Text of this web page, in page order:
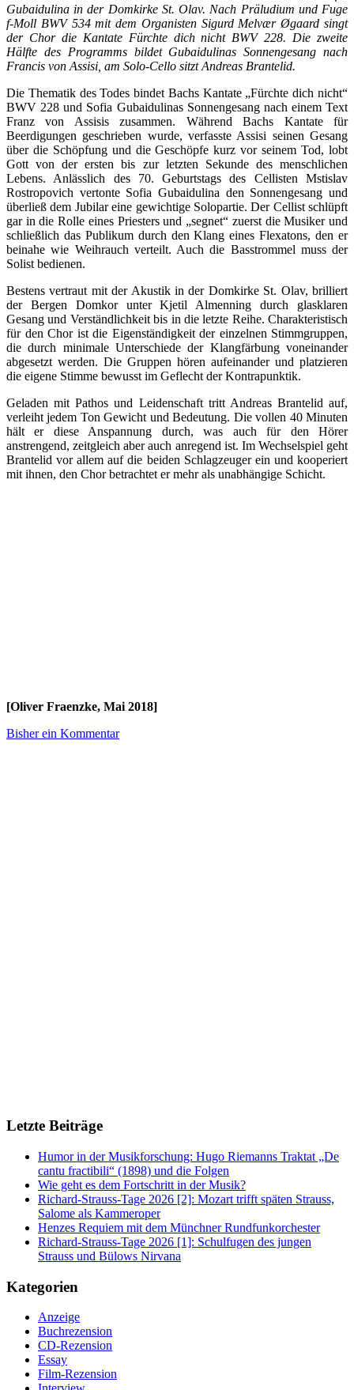
Gubaidulina in der Domkirke St. Olav. Nach Präludium und Fuge
f-Moll BWV 534 mit dem Organisten Sigurd Melvær Øgaard singt
der Chor die Kantate Fürchte dich nicht BWV 228. Die zweite
Hälfte des Programms bildet Gubaidulinas Sonnengesang nach
Francis von Assisi, am Solo-Cello sitzt Andreas Brantelid.
Die Thematik des Todes bindet Bachs Kantate „Fürchte dich nicht“
BWV 228 und Sofia Gubaidulinas Sonnengesang nach einem Text
Franz von Assisis zusammen. Während Bachs Kantate für
Beerdigungen geschrieben wurde, verfasste Assisi seinen Gesang
über die Schöpfung und die Geschöpfe kurz vor seinem Tod, lobt
Gott von der ersten bis zur letzten Sekunde des menschlichen
Lebens. Anlässlich des 70. Geburtstags des Cellisten Mstislav
Rostropovich vertonte Sofia Gubaidulina den Sonnengesang und
überließ dem Jubilar eine gewichtige Solopartie. Der Cellist schlüpft
gar in die Rolle eines Priesters und „segnet“ zuerst die Musiker und
schließlich das Publikum durch den Klang eines Flexatons, den er
beinahe wie Weihrauch verteilt. Auch die Basstrommel muss der
Solist bedienen.
Bestens vertraut mit der Akustik in der Domkirke St. Olav, brilliert
der Bergen Domkor unter Kjetil Almenning durch glasklaren
Gesang und Verständlichkeit bis in die letzte Reihe. Charakteristisch
für den Chor ist die Eigenständigkeit der einzelnen Stimmgruppen,
die durch minimale Unterschiede der Klangfärbung voneinander
abgesetzt werden. Die Gruppen hören aufeinander und platzieren
die eigene Stimme bewusst im Geflecht der Kontrapunktik.
Geladen mit Pathos und Leidenschaft tritt Andreas Brantelid auf,
verleiht jedem Ton Gewicht und Bedeutung. Die vollen 40 Minuten
hält er diese Anspannung durch, was auch für den Hörer
anstrengend, zeitgleich aber auch anregend ist. Im Wechselspiel geht
Brantelid vor allem auf die beiden Schlagzeuger ein und kooperiert
mit ihnen, den Chor betrachtet er mehr als unabhängige Schicht.
[Oliver Fraenzke, Mai 2018]
Bisher ein Kommentar
Letzte Beiträge
Humor in der Musikforschung: Hugo Riemanns Traktat „De
cantu fractibili“ (1898) und die Folgen
Wie geht es dem Fortschritt in der Musik?
Richard-Strauss-Tage 2026 [2]: Mozart trifft späten Strauss,
Salome als Kammeroper
Henzes Requiem mit dem Münchner Rundfunkorchester
Richard-Strauss-Tage 2026 [1]: Schulfugen des jungen
Strauss und Bülows Nirvana
Kategorien
Anzeige
Buchrezension
CD-Rezension
Essay
Film-Rezension